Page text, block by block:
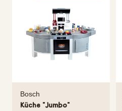
Bosch
Küche "Jumbo"